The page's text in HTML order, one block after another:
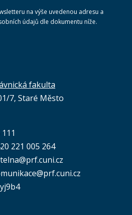
na výše uvedenou adresu a
údajů dle dokumentu níže.
fakulta
7, Staré Město
221 005 264